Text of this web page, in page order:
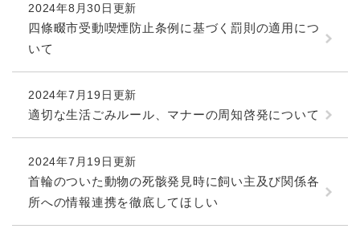
2024年8月30日更新
四條畷市受動喫煙防止条例に基づく罰則の適用につ
いて
2024年7月19日更新
適切な生活ごみルール、マナーの周知啓発について
2024年7月19日更新
首輪のついた動物の死骸発見時に飼い主及び関係各
所への情報連携を徹底してほしい